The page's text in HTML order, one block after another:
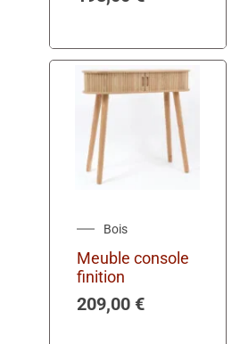
Bois
Meuble console
finition
209,00 €